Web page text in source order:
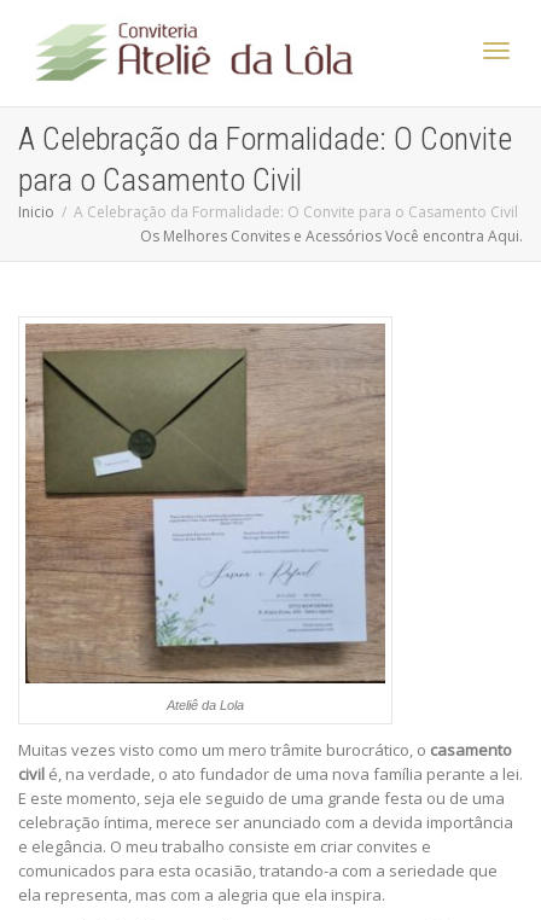
A Celebração da Formalidade: O Convite
para o Casamento Civil
Inicio
A Celebração da Formalidade: O Convite para o Casamento Civil
Os Melhores Convites e Acessórios Você encontra Aqui.
Ateliê da Lola
Muitas vezes visto como um mero trâmite burocrático, o casamento
civil é, na verdade, o ato fundador de uma nova família perante a lei.
E este momento, seja ele seguido de uma grande festa ou de uma
celebração íntima, merece ser anunciado com a devida importância
e elegância. O meu trabalho consiste em criar convites e
comunicados para esta ocasião, tratando-a com a seriedade que
ela representa, mas com a alegria que ela inspira.